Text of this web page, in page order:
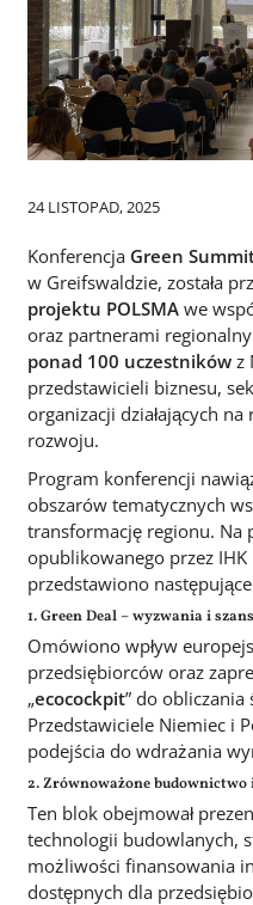
24 LISTOPAD, 2025
Konferencja Green
w Greifswaldzie, została
projektu POLSMA we
oraz partnerami
ponad 100 uczestników z
przedstawicieli biznesu,
organizacji działających
rozwoju.
Program konferencji
obszarów tematycznych
transformację regionu. Na
opublikowanego przez
przedstawiono
1. Green Deal – wyzwania i
Omówiono wpływ
przedsiębiorców oraz
„ecocockpit” do obliczania
Przedstawiciele Niemiec i
podejścia do wdrażania
2. Zrównoważone
Ten blok obejmował
technologii budowlanych,
możliwości finansowania
dostępnych dla